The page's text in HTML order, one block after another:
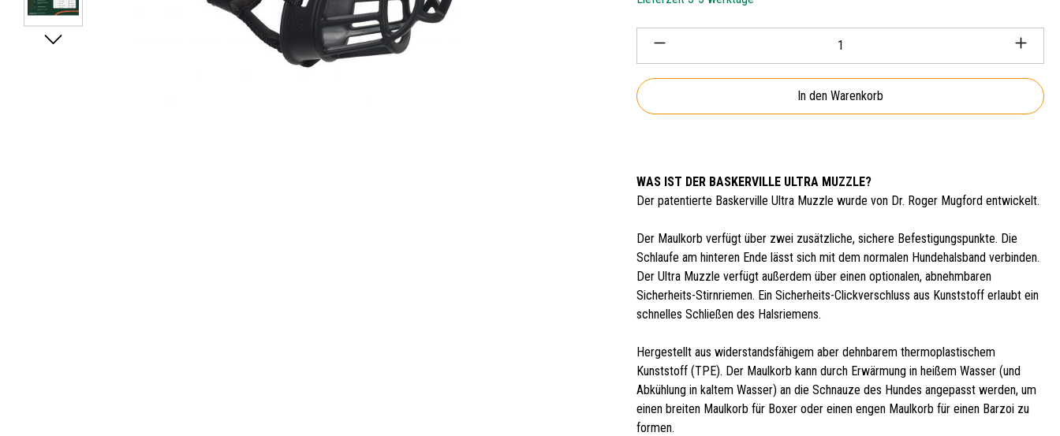
Produkt Anzahl: Gib den gewünschten Wert ein oder
In den Warenkorb
WAS IST DER BASKERVILLE ULTRA MUZZLE?
Der patentierte Baskerville Ultra Muzzle wurde von Dr. Roger Mugford entwickelt.
Der Maulkorb verfügt über zwei zusätzliche, sichere Befestigungspunkte. Die
Schlaufe am hinteren Ende lässt sich mit dem normalen Hundehalsband verbinden.
Der Ultra Muzzle verfügt außerdem über einen optionalen, abnehmbaren
Sicherheits-Stirnriemen. Ein Sicherheits-Clickverschluss aus Kunststoff erlaubt ein
schnelles Schließen des Halsriemens.
Hergestellt aus widerstandsfähigem aber dehnbarem thermoplastischem
Kunststoff (TPE). Der Maulkorb kann durch Erwärmung in heißem Wasser (und
Abkühlung in kaltem Wasser) an die Schnauze des Hundes angepasst werden, um
einen breiten Maulkorb für Boxer oder einen engen Maulkorb für einen Barzoi zu
formen.